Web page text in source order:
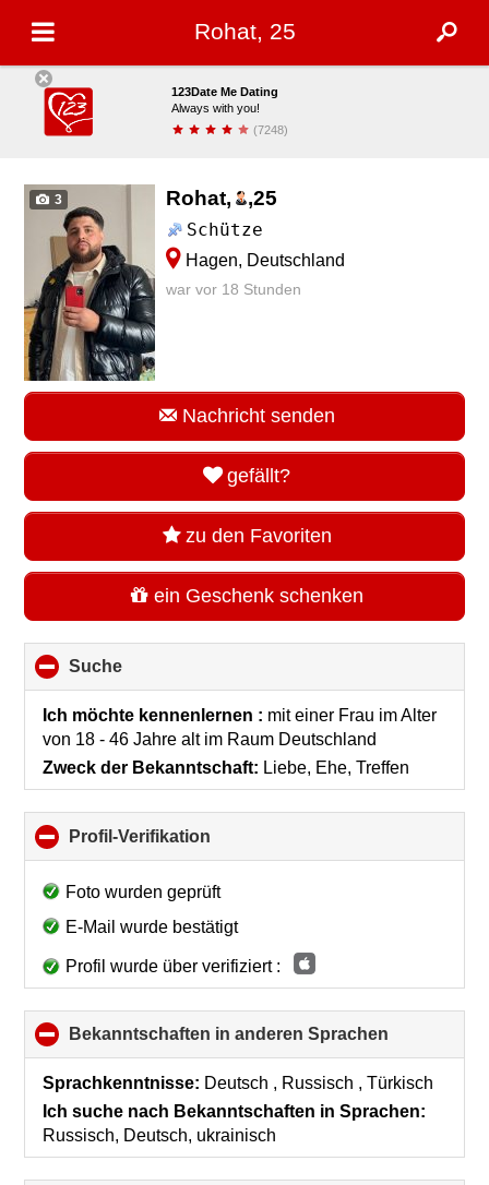
Rohat, 25
123Date Me Dating
Always with you!
(7248)
3
Rohat, ,25
Schütze
Hagen, Deutschland
war vor 18 Stunden
Nachricht senden
gefällt?
zu den Favoriten
ein Geschenk schenken
Suche
to
collapse
contents
Ich möchte kennenlernen : mit einer Frau im Alter
von 18 - 46 Jahre alt im Raum Deutschland
Zweck der Bekanntschaft: Liebe, Ehe, Treffen
Profil-Verifikation
to
contents
Foto wurden geprüft
E-Mail wurde bestätigt
Profil wurde über verifiziert :
Bekanntschaften in anderen Sprachen
to
collapse
Sprachkenntnisse: Deutsch , Russisch , Türkisch
Ich suche nach Bekanntschaften in Sprachen:
Russisch, Deutsch, ukrainisch